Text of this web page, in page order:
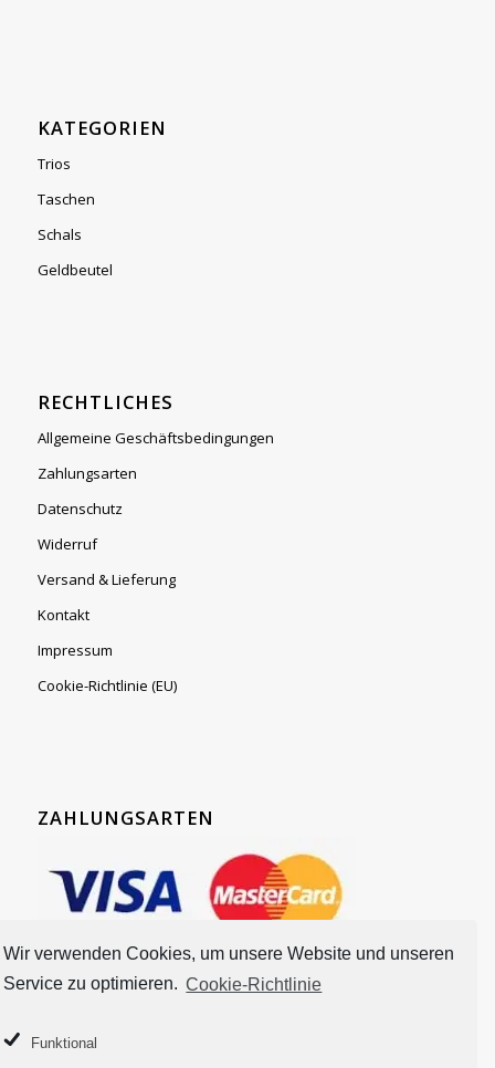
Wir verwenden Cookies, um unsere Website und unseren
Service zu optimieren. Cookie-Richtlinie
Funktional
KATEGORIEN
Trios
Taschen
Schals
Geldbeutel
RECHTLICHES
Allgemeine Geschäftsbedingungen
Zahlungsarten
Datenschutz
Widerruf
Versand & Lieferung
Kontakt
Impressum
Cookie-Richtlinie (EU)
ZAHLUNGSARTEN